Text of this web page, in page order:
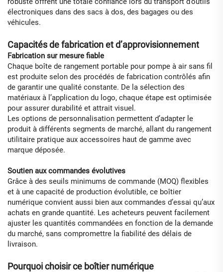
électroniques dans des sacs à dos, des bagages ou des
véhicules.
Capacités de fabrication et d’approvisionnement
Fabrication sur mesure fiable
Chaque boîte de rangement portable pour pompe à air sans fil
est produite selon des procédés de fabrication contrôlés afin
de garantir une qualité constante. De la sélection des
matériaux à l’application du logo, chaque étape est optimisée
pour assurer durabilité et attrait visuel.
Les options de personnalisation permettent d’adapter le
produit à différents segments de marché, allant du rangement
utilitaire pratique aux accessoires haut de gamme avec
marque déposée.
Soutien aux commandes évolutives
Grâce à des seuils minimums de commande (MOQ) flexibles
et à une capacité de production évolutible, ce boîtier
numérique convient aussi bien aux commandes d’essai qu’aux
achats en grande quantité. Les acheteurs peuvent facilement
ajuster les quantités commandées en fonction de la demande
du marché, sans compromettre la fiabilité des délais de
livraison.
Pourquoi choisir ce boîtier numérique